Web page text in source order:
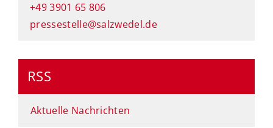
+49 3901 65 806
pressestelle@salzwedel.de
RSS
Aktuelle Nachrichten